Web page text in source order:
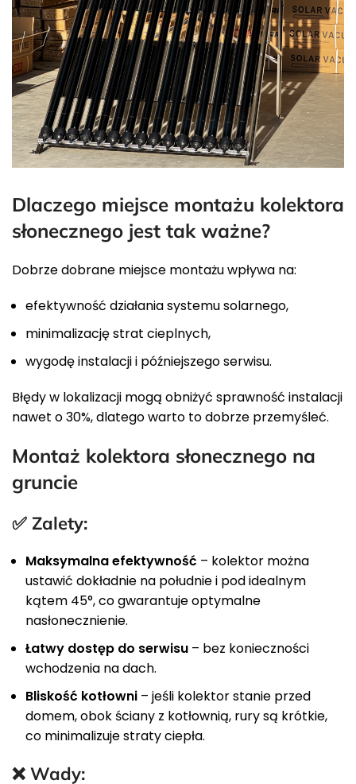
Dlaczego miejsce montażu kolektora
słonecznego jest tak ważne?
Dobrze dobrane miejsce montażu wpływa na:
efektywność działania systemu solarnego,
minimalizację strat cieplnych,
wygodę instalacji i późniejszego serwisu.
Błędy w lokalizacji mogą obniżyć sprawność instalacji
nawet o 30%, dlatego warto to dobrze przemyśleć.
Montaż kolektora słonecznego na
gruncie
✅ Zalety:
Maksymalna efektywność – kolektor można
ustawić dokładnie na południe i pod idealnym
kątem 45°, co gwarantuje optymalne
nasłonecznienie.
Łatwy dostęp do serwisu – bez konieczności
wchodzenia na dach.
Bliskość kotłowni – jeśli kolektor stanie przed
domem, obok ściany z kotłownią, rury są krótkie,
co minimalizuje straty ciepła.
❌ Wady: